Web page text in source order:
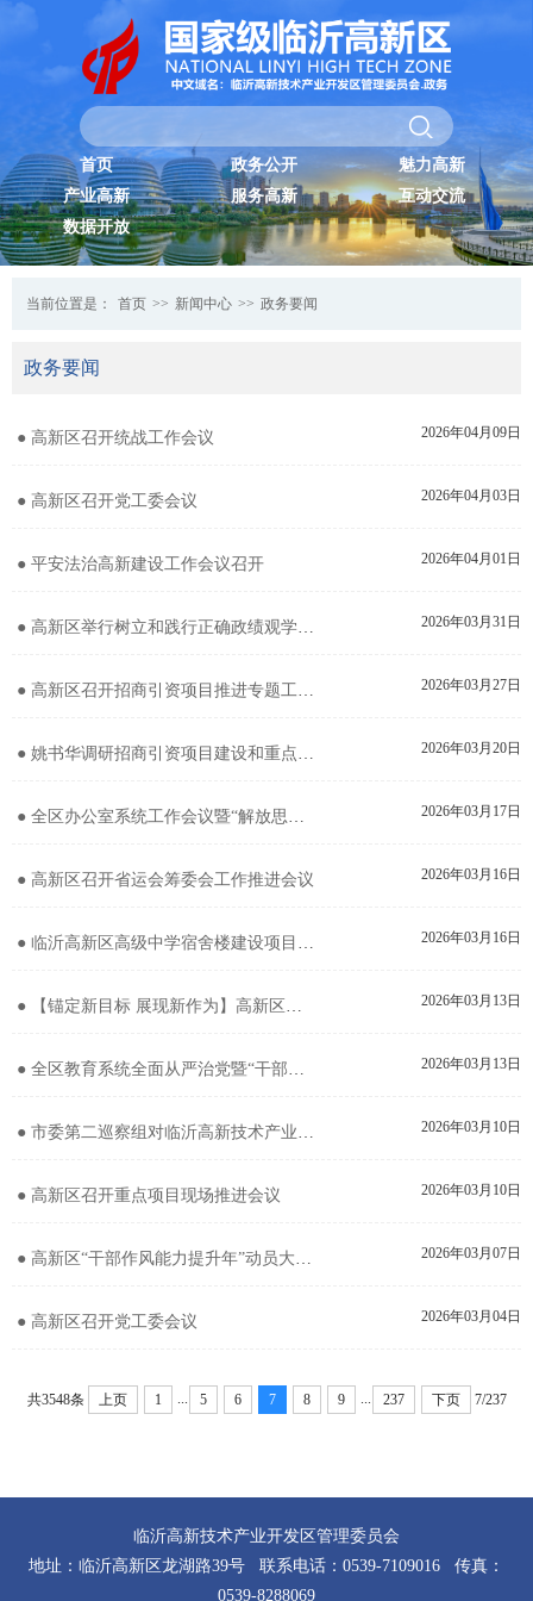
首页 政务公开
魅力高新
产业高新
服务高新
互动交流
数据开放
当前位置是： 首页 >> 新闻中心 >> 政务要闻
政务要闻
● 高新区召开统战工作会议 2026年04月09日
● 高新区召开党工委会议 2026年04月03日
● 平安法治高新建设工作会议召开 2026年04月01日
● 高新区举行树立和践行正确政绩观学习教育读书班暨区党工委理论学习中心组集体学习会议 2026年03月31日
● 高新区召开招商引资项目推进专题工作会议 2026年03月27日
● 姚书华调研招商引资项目建设和重点企业产能利用情况 2026年03月20日
● 全区办公室系统工作会议暨“解放思想、对标学标”推进会议召开 2026年03月17日
● 高新区召开省运会筹委会工作推进会议 2026年03月16日
● 临沂高新区高级中学宿舍楼建设项目推进会议召开 2026年03月16日
● 【锚定新目标 展现新作为】高新区召开2026年重点工作推进会议 2026年03月13日
● 全区教育系统全面从严治党暨“干部作风能力提升年”动员部署会议召开 2026年03月13日
● 市委第二巡察组对临沂高新技术产业开发区党工委巡察“回头看”工作动员会召开 2026年03月10日
● 高新区召开重点项目现场推进会议 2026年03月10日
● 高新区“干部作风能力提升年”动员大会召开 2026年03月07日
● 高新区召开党工委会议 2026年03月04日
共3548条 上页 1 ... 5 6 7 8 9 ... 237 下页 7/237
临沂高新技术产业开发区管理委员会
地址：临沂高新区龙湖路39号 联系电话：0539-7109016 传真：
0539-8288069